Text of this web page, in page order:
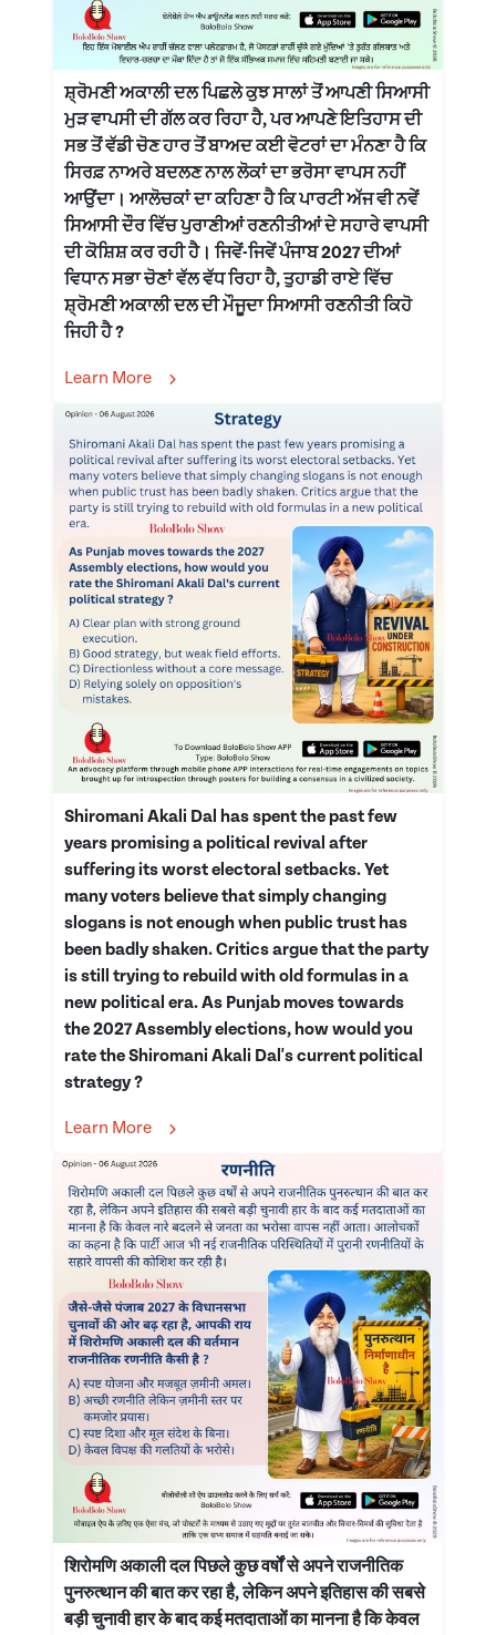
ਸ਼੍ਰੋਮਣੀ ਅਕਾਲੀ ਦਲ ਪਿਛਲੇ ਕੁਝ ਸਾਲਾਂ ਤੋਂ ਆਪਣੀ ਸਿਆਸੀ
ਮੁੜ ਵਾਪਸੀ ਦੀ ਗੱਲ ਕਰ ਰਿਹਾ ਹੈ, ਪਰ ਆਪਣੇ ਇਤਿਹਾਸ ਦੀ
ਸਭ ਤੋਂ ਵੱਡੀ ਚੋਣ ਹਾਰ ਤੋਂ ਬਾਅਦ ਕਈ ਵੋਟਰਾਂ ਦਾ ਮੰਨਣਾ ਹੈ ਕਿ
ਸਿਰਫ਼ ਨਾਅਰੇ ਬਦਲਣ ਨਾਲ ਲੋਕਾਂ ਦਾ ਭਰੋਸਾ ਵਾਪਸ ਨਹੀਂ
ਆਉਂਦਾ। ਆਲੋਚਕਾਂ ਦਾ ਕਹਿਣਾ ਹੈ ਕਿ ਪਾਰਟੀ ਅੱਜ ਵੀ ਨਵੇਂ
ਸਿਆਸੀ ਦੌਰ ਵਿੱਚ ਪੁਰਾਣੀਆਂ ਰਣਨੀਤੀਆਂ ਦੇ ਸਹਾਰੇ ਵਾਪਸੀ
ਦੀ ਕੋਸ਼ਿਸ਼ ਕਰ ਰਹੀ ਹੈ। ਜਿਵੇਂ-ਜਿਵੇਂ ਪੰਜਾਬ 2027 ਦੀਆਂ
ਵਿਧਾਨ ਸਭਾ ਚੋਣਾਂ ਵੱਲ ਵੱਧ ਰਿਹਾ ਹੈ, ਤੁਹਾਡੀ ਰਾਏ ਵਿੱਚ
ਸ਼੍ਰੋਮਣੀ ਅਕਾਲੀ ਦਲ ਦੀ ਮੌਜੂਦਾ ਸਿਆਸੀ ਰਣਨੀਤੀ ਕਿਹੋ
ਜਿਹੀ ਹੈ ?
Learn More
Shiromani Akali Dal has spent the past few
years promising a political revival after
suffering its worst electoral setbacks. Yet
many voters believe that simply changing
slogans is not enough when public trust has
been badly shaken. Critics argue that the party
is still trying to rebuild with old formulas in a
new political era. As Punjab moves towards
the 2027 Assembly elections, how would you
rate the Shiromani Akali Dal's current political
strategy ?
Learn More
शिरोमणि अकाली दल पिछले कुछ वर्षों से अपने राजनीतिक
पुनरुत्थान की बात कर रहा है, लेकिन अपने इतिहास की सबसे
बड़ी चुनावी हार के बाद कई मतदाताओं का मानना है कि केवल